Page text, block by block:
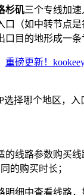
杉矶三个专线加
口（如中转节点
目的地形成一条
重磅更新！
选择哪个地区，入
线路参数购买线
的购买时长；
明细中查看线路，